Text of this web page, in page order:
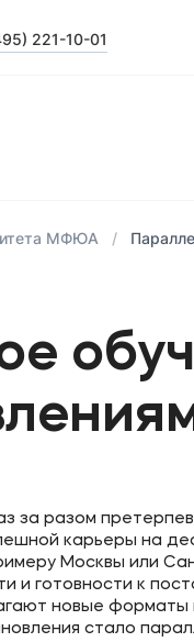
221-10-01
МФЮА
за разом
карьеры на
Москвы или
и готовности к
новые форматы
стало